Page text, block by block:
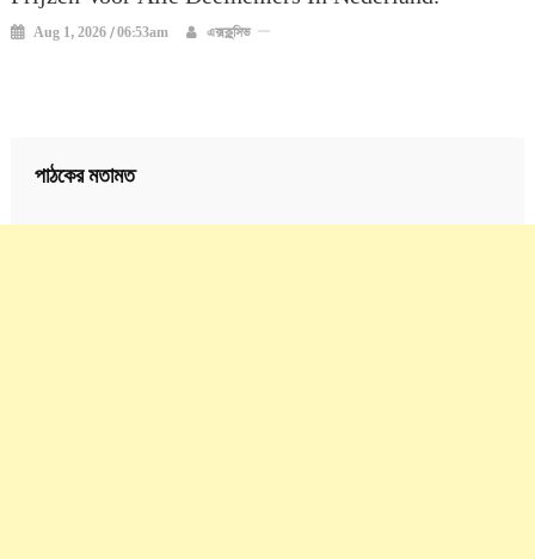
Aug 1, 2026 / 06:53am এক্সক্লুসিভ
পাঠকের মতামত